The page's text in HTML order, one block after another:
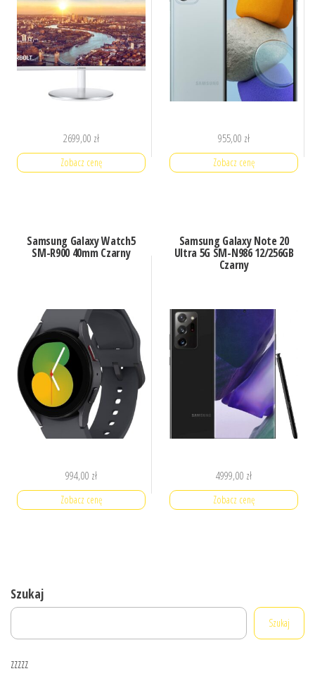
2699,00 zł
Zobacz cenę
955,00 zł
Zobacz cenę
Samsung Galaxy Watch5
SM-R900 40mm Czarny
994,00 zł
Zobacz cenę
Samsung Galaxy Note 20
Ultra 5G SM-N986 12/256GB
Czarny
4999,00 zł
Zobacz cenę
Szukaj
Szukaj
zzzzz